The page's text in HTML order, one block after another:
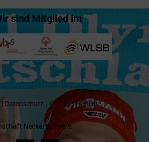
sind Mitglied im
| Datenschutz | Cookie-Richtlinie
Neckarsulm e.V.